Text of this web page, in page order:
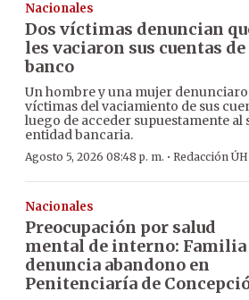
Nacionales
Dos víctimas denuncian
les vaciaron sus cuentas de
banco
Un hombre y una mujer
víctimas del vaciamiento de sus
luego de acceder supuestamente al
entidad bancaria.
Agosto 5, 2026 08:48 p. m. · Redacción ÚH
Nacionales
Preocupación por salud
mental de interno: Familia
denuncia abandono en
Penitenciaría de